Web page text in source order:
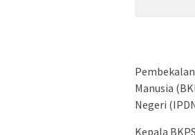
Manusia
Negeri
Kepala